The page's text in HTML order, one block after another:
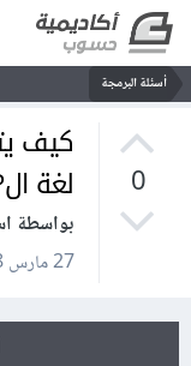
أسئلة البرمجة
0
لغة الPHP
بواسطة
27 مارس 2018